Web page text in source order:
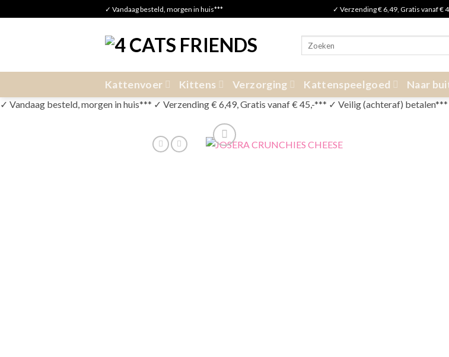
to
✓ Vandaag besteld, morgen in huis*** ✓ Verzending € 6,49, Gratis vanaf €
Kattenvoer Kittens Verzorging Kattenspeelgoed Naar
✓ Vandaag besteld, morgen in huis*** ✓ Verzending € 6,49, Gratis vanaf € 45,-*** ✓ Veilig (achteraf)